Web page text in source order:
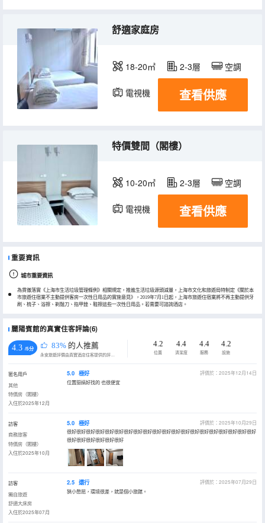
舒適家庭房
18-20㎡ 2-3層 空調
電視機 查看供應
特價雙間（閣樓）
10-20㎡ 2-3層 空調
電視機 查看供應
重要資訊
城市重要資訊
為貫徹落實《上海市生活垃圾管理條例》相關規定，推進生活垃圾源頭減量，上海市文化和旅遊局特制定《關於本
市旅遊住宿業不主動提供客房一次性日用品的實施意見》，2019年7月1日起，上海市旅遊住宿業將不再主動提供牙
刷、梳子、浴擦、剃鬚刀、指甲銼、鞋擦這些一次性日用品。若需要可諮詢酒店。
麗陽賓館的真實住客評論(6)
4.3 /5分 83% 的人推薦
永安旅遊評價由真實酒店住客提供的評價。
4.2
位置
4.4
清潔度
4.4
服務
4.2
設施
匿名用戶
其他
特價房（閣樓）
入住於2025年12月
5.0 極好
評價於：2025年12月14日
位置挺搞好找的 也很便宜
訪客
商務旅客
特價房（閣樓）
入住於2025年10月
5.0 極好
評價於：2025年10月29日
很好很好很好很好很好很好很好很好很好很好很好很好很好很好很好很好很好很好很好很好
很好很好很好很好很好很好
訪客
獨自旅遊
舒適大床房
入住於2025年07月
2.5 還行
評價於：2025年07月29日
狹小憋屈，環境很差，就是個小旅館。